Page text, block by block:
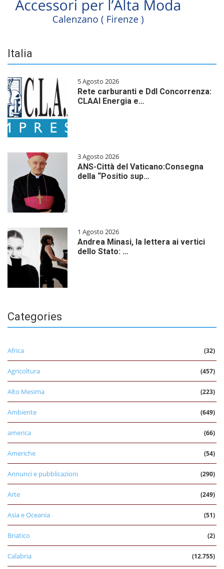
Italia
5 Agosto 2026
Rete carburanti e Ddl Concorrenza:
CLAAI Energia e…
3 Agosto 2026
ANS-Città del Vaticano:Consegna
della “Positio sup…
1 Agosto 2026
Andrea Minasi, la lettera ai vertici
dello Stato: …
Categories
Africa (32)
Agricoltura (457)
Alto Mesima (223)
Ambiente (649)
america (66)
Americhe (54)
Annunci e pubblicazioni (290)
Arte (249)
Asia e Oceania (51)
Briatico (2)
Calabria (12.755)